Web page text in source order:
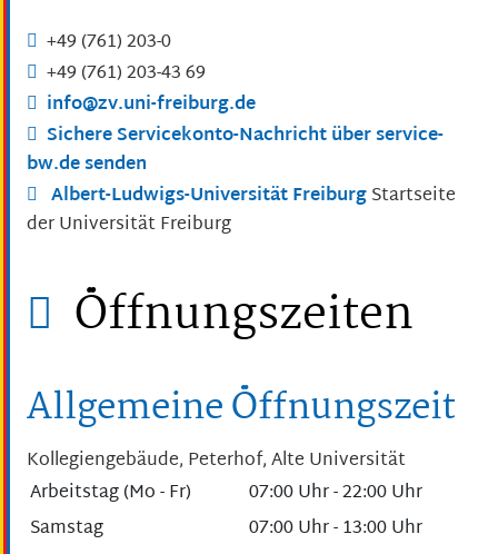
+49 (761) 203-0
+49 (761) 203-4369
info@zv.uni-freiburg.de
Sichere Servicekonto-Nachricht über service-
bw.de senden
Albert-Ludwigs-Universität FreiburgStartseite
der Universität Freiburg
Öffnungszeiten
Allgemeine Öffnungszeit
Kollegiengebäude, Peterhof, Alte Universität
Arbeitstag (Mo - Fr)
07:00 Uhr-22:00 Uhr
Samstag
07:00 Uhr-13:00 Uhr